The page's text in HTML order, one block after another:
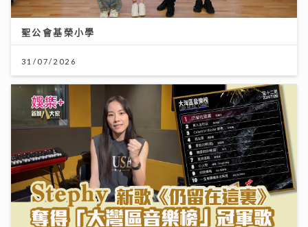
聖公會基榮小學
31/07/2026